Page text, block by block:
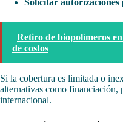
Retiro de biopolímeros
de costos
Si la cobertura es limitada o
alternativas como financiación,
internacional.